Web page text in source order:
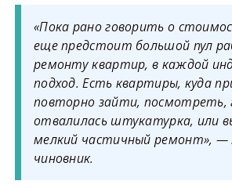
«Пока рано говорить о
еще предстоит большой пул
ремонту квартир, в каждой
подход. Есть квартиры, куда
повторно зайти, посмотреть,
отвалилась штукатурка, или
мелкий частичный ремонт», —
чиновник.